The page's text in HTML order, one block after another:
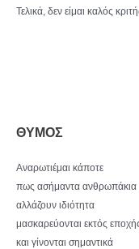
Τελικά, δεν είμαι καλός
ΘΥΜΟΣ
Αναρωτιέμαι κάποτε
πως ασήμαντα ανθρωπάκια
αλλάζουν ιδιότητα
μασκαρεύονται εκτός
και γίνονται σημαντικά